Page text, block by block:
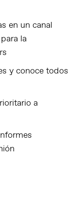
en un canal
la
y conoce todos
a